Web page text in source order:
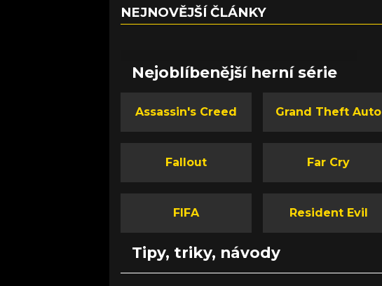
NEJNOVĚJŠÍ ČLÁNKY
Nejoblíbenější herní série
Assassin's Creed Grand Theft Auto
Fallout Far Cry
FIFA Resident Evil
Tipy, triky, návody